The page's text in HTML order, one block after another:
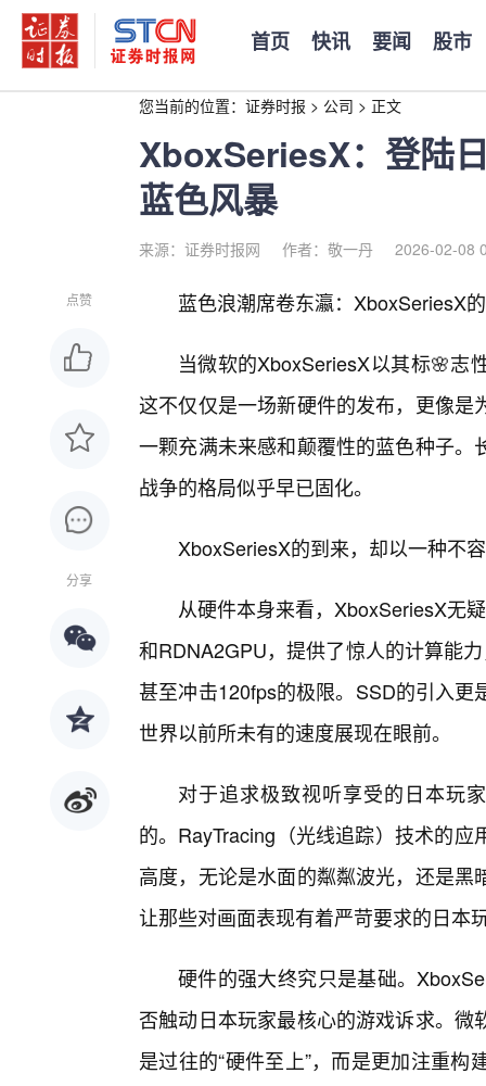
首页 快讯 要闻 股市
您当前的位置： 证券时报 > 公司 > 正文
XboxSeriesX：登陆
蓝色风暴
来源：证券时报网 作者：敬一丹 2026-02-08
点赞
分享
蓝色浪潮席卷东瀛：XboxSeriesX
当微软的XboxSeriesX以其标🌸志
这不仅仅是一场新硬件的发布，更像
一颗充满未来感和颠覆性的蓝色种子
战争的格局似乎早已固化。
XboxSeriesX的到来，却以一种不
从硬件本身来看，XboxSeriesX无
和RDNA2GPU，提供了惊人的计算能
甚至冲击120fps的极限。SSD的引入
世界以前所未有的速度展现在眼前。
对于追求极致视听享受的日本玩
的。RayTracing（光线追踪）技术的
高度，无论是水面的粼粼波光，还是
让那些对画面表现有着严苛要求的日本
硬件的强大终究只是基础。
否触动日本玩家最核心的游戏诉求。
是过往的“硬件至上”，而是更加注重